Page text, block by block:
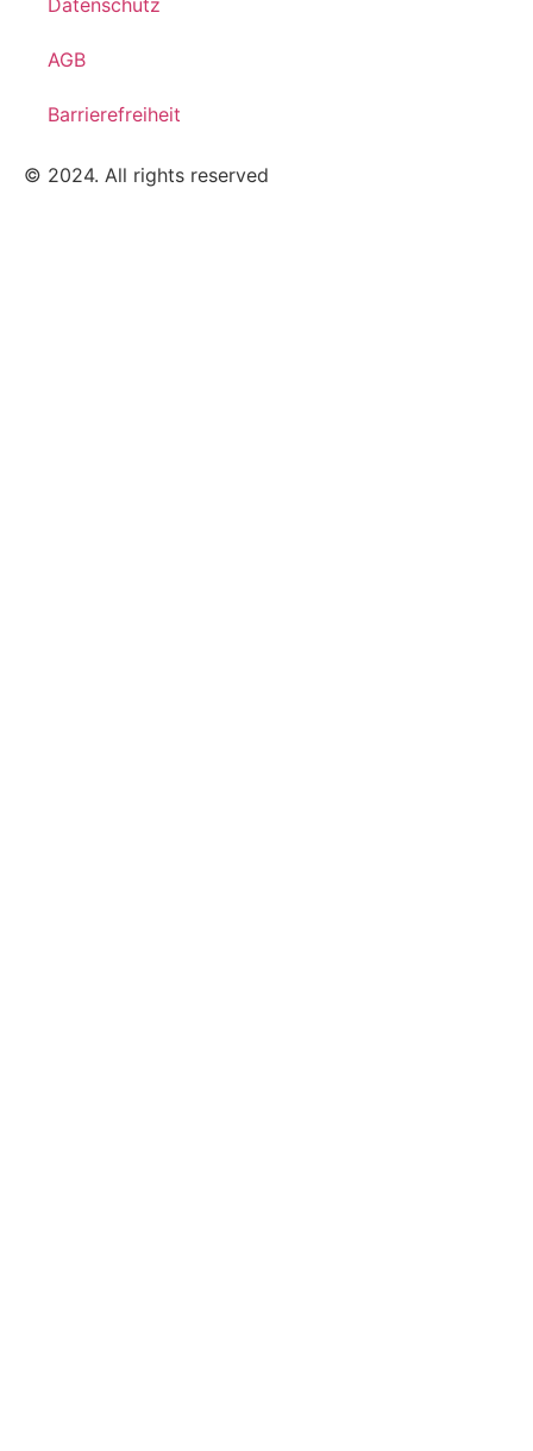
Datenschutz
AGB
Barrierefreiheit
© 2024. All rights reserved